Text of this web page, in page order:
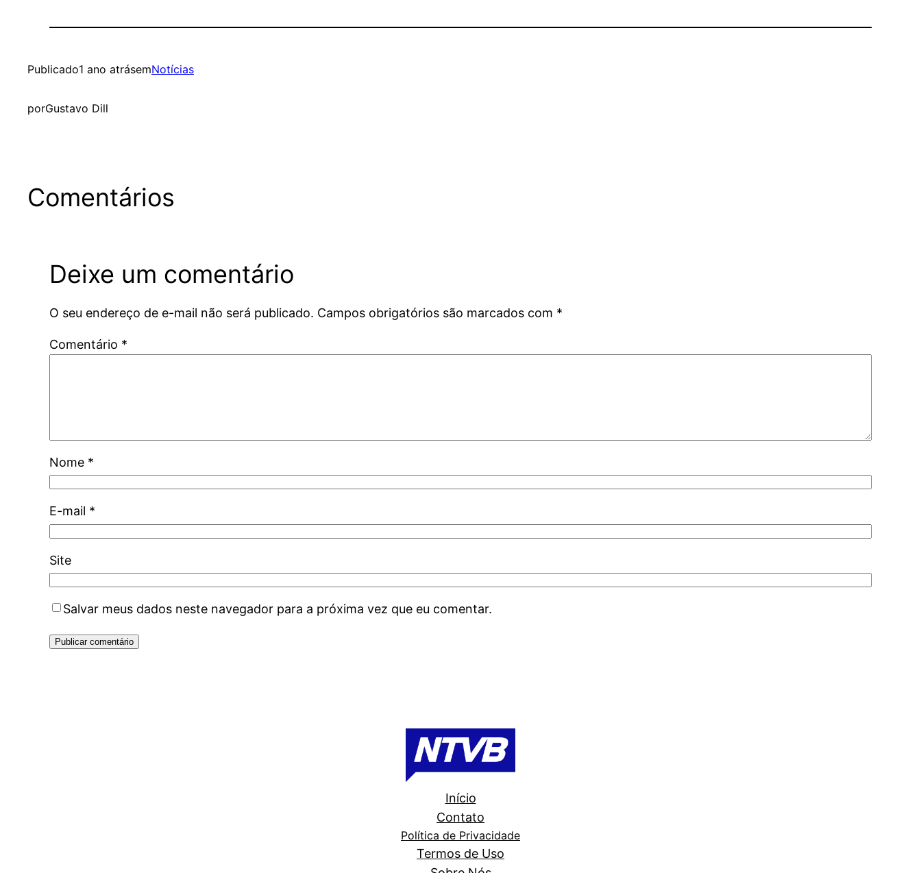
Publicado1 ano atrásemNotícias
porGustavo Dill
Comentários
Deixe um comentário
O seu endereço de e-mail não será publicado. Campos obrigatórios são marcados com *
Comentário *
Nome *
E-mail *
Site
Salvar meus dados neste navegador para a próxima vez que eu comentar.
Início
Contato
Política de Privacidade
Termos de Uso